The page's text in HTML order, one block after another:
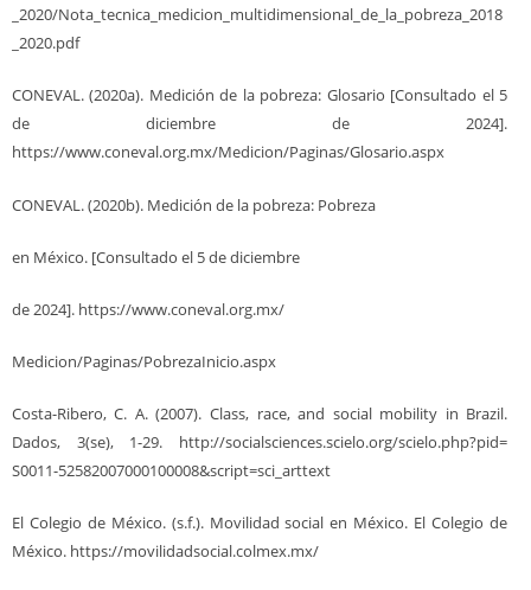
_2020/Nota_tecnica_medicion_multidimensional_de_la_pobreza_2018
_2020.pdf
CONEVAL. (2020a). Medición de la pobreza: Glosario [Consultado el 5
de diciembre de 2024].
https://www.coneval.org.mx/Medicion/Paginas/Glosario.aspx
CONEVAL. (2020b). Medición de la pobreza: Pobreza
en México. [Consultado el 5 de diciembre
de 2024]. https://www.coneval.org.mx/
Medicion/Paginas/PobrezaInicio.aspx
Costa-Ribero, C. A. (2007). Class, race, and social mobility in Brazil.
Dados, 3(se), 1-29. http://socialsciences.scielo.org/scielo.php?pid=
S0011-52582007000100008&script=sci_arttext
El Colegio de México. (s.f.). Movilidad social en México. El Colegio de
México. https://movilidadsocial.colmex.mx/